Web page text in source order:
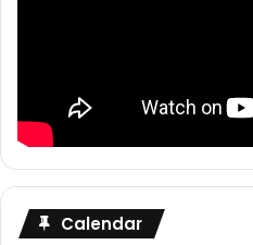
Calendar